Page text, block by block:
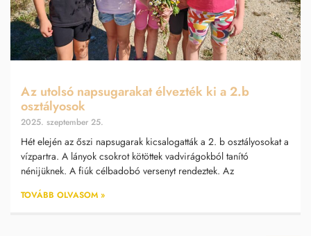
Az utolsó napsugarakat élvezték ki a 2.b
osztályosok
2025. szeptember 25.
Hét elején az őszi napsugarak kicsalogatták a 2. b osztályosokat a
vízpartra. A lányok csokrot kötöttek vadvirágokból tanító
nénijüknek. A fiúk célbadobó versenyt rendeztek. Az
TOVÁBB OLVASOM »